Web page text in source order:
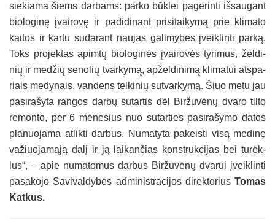
sie­kia­ma šiems dar­bams: par­ko būk­lei pa­ge­rin­ti iš­sau­gant
bio­lo­gi­nę įvai­ro­vę ir pa­di­di­nant pri­si­tai­ky­mą prie kli­ma­to
kai­tos ir kar­tu su­da­rant nau­jas ga­li­my­bes įveik­lin­ti par­ką.
Toks pro­jek­tas apim­tų bio­lo­gi­nės įvai­ro­vės ty­ri­mus, žel­di­
nių ir me­džių se­no­lių tvar­ky­mą, ap­žel­di­ni­mą kli­ma­tui at­spa­
riais me­dy­nais, van­dens tel­ki­nių su­tvar­ky­mą. Šiuo me­tu jau
pa­si­ra­šy­ta rangos dar­bų su­tar­tis dėl Bir­žu­vė­nų dva­ro til­to
re­mon­to, per 6 mė­ne­sius nuo su­tar­ties pa­si­ra­šy­mo da­tos
pla­nuo­ja­ma at­lik­ti dar­bus. Nu­ma­ty­ta pa­keis­ti vi­są me­di­nę
va­žiuo­ja­mą­ją da­lį ir ją lai­kan­čias konst­ruk­ci­jas bei tu­rėk­
lus“, – apie nu­ma­to­mus dar­bus Bir­žu­vė­nų dva­rui įveik­lin­ti
pa­sa­ko­jo Sa­vi­val­dy­bės ad­mi­nist­ra­ci­jos di­rek­to­rius To­mas
Kat­kus.